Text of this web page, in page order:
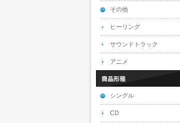
その他
ヒーリング
サウンドトラック
アニメ
シングル
CD